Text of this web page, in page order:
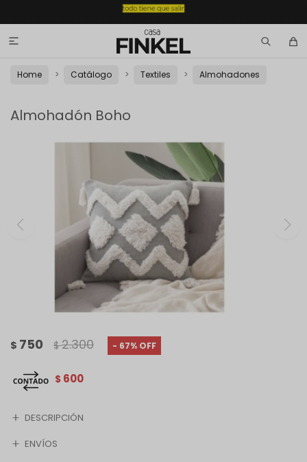

Home Catálogo Textiles Almohadones
Almohadón Boho
$ 750 $ 2.300 67
$ 600
DESCRIPCIÓN
ENVÍOS